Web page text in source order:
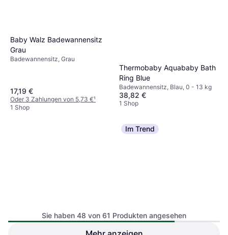
Baby Walz Badewannensitz
Grau
Badewannensitz, Grau
17,19 €
Oder 3 Zahlungen von 5,73 €¹
1 Shop
Thermobaby Aquababy Bath
Ring Blue
Badewannensitz, Blau, 0 - 13 kg
38,82 €
1 Shop
Im Trend
Baby Walz Basics Badesitz
Sie haben 48 von 61 Produkten angesehen